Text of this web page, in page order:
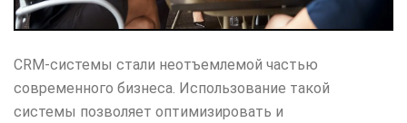
CRM-системы стали неотъемлемой частью
современного бизнеса. Использование такой
системы позволяет оптимизировать и